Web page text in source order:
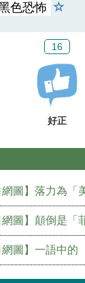
色恐怖
16
好正
網圖】落力為「
網圖】顛倒是「
網圖】一語中的